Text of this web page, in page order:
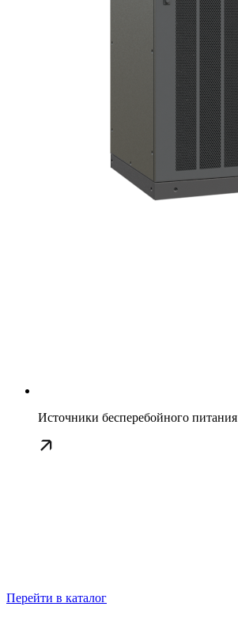
Источники бесперебойного питания
Перейти в каталог